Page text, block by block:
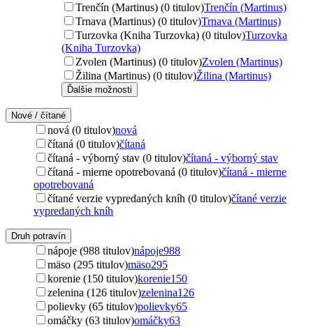
Trenčín (Martinus) (0 titulov)Trenčín (Martinus)
Trnava (Martinus) (0 titulov)Trnava (Martinus)
Turzovka (Kniha Turzovka) (0 titulov)Turzovka
(Kniha Turzovka)
Zvolen (Martinus) (0 titulov)Zvolen (Martinus)
Žilina (Martinus) (0 titulov)Žilina (Martinus)
Ďalšie možnosti
Nové / čítané
nová (0 titulov)nová
čítaná (0 titulov)čítaná
čítaná - výborný stav (0 titulov)čítaná - výborný stav
čítaná - mierne opotrebovaná (0 titulov)čítaná - mierne
opotrebovaná
čítané verzie vypredaných kníh (0 titulov)čítané verzie
vypredaných kníh
Druh potravín
nápoje (988 titulov)nápoje988
mäso (295 titulov)mäso295
korenie (150 titulov)korenie150
zelenina (126 titulov)zelenina126
polievky (65 titulov)polievky65
omáčky (63 titulov)omáčky63